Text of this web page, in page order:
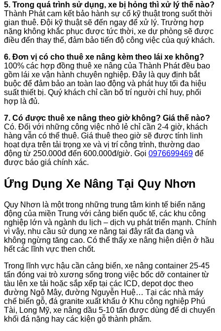
5. Trong quá trình sử dụng, xe bị hỏng thì xử lý thế nào?
Thành Phát cam kết bảo hành sự cố kỹ thuật trong suốt thời
gian thuê. Đội kỹ thuật sẽ đến ngay để xử lý. Trường hợp
nặng không khắc phục được tức thời, xe dự phòng sẽ được
điều đến thay thế, đảm bảo tiến độ công việc của quý khách.
6. Đơn vị có cho thuê xe nâng kèm theo lái xe không?
100% các hợp đồng thuê xe nâng của Thành Phát đều bao
gồm lái xe vận hành chuyên nghiệp. Đây là quy định bắt
buộc để đảm bảo an toàn lao động và phát huy tối đa hiệu
suất thiết bị. Quý khách chỉ cần bố trí người chỉ huy, phối
hợp là đủ.
7. Có được thuê xe nâng theo giờ không? Giá thế nào?
Có. Đối với những công việc nhỏ lẻ chỉ cần 2-4 giờ, khách
hàng vẫn có thể thuê. Giá thuê theo giờ sẽ được tính linh
hoạt dựa trên tải trọng xe và vị trí công trình, thường dao
động từ 250.000đ đến 600.000đ/giờ. Gọi 0976699469 để
được báo giá chính xác.
Ứng Dụng Xe Nâng Tại Quy Nhơn
Quy Nhơn là một trong những trung tâm kinh tế biển năng
động của miền Trung với cảng biển quốc tế, các khu công
nghiệp lớn và ngành du lịch – dịch vụ phát triển mạnh. Chính
vì vậy, nhu cầu sử dụng xe nâng tại đây rất đa dạng và
không ngừng tăng cao. Có thể thấy xe nâng hiện diện ở hầu
hết các lĩnh vực then chốt.
Trong lĩnh vực hậu cần cảng biển, xe nâng container 25-45
tấn đóng vai trò xương sống trong việc bốc dỡ container từ
tàu lên xe tải hoặc sắp xếp tại các ICD, depot dọc theo
đường Ngô Mây, đường Nguyễn Huệ… Tại các nhà máy
chế biến gỗ, đá granite xuất khẩu ở Khu công nghiệp Phú
Tài, Long Mỹ, xe nâng dầu 5-10 tấn được dùng để di chuyển
khối đá nặng hay các kiện gỗ thành phẩm.